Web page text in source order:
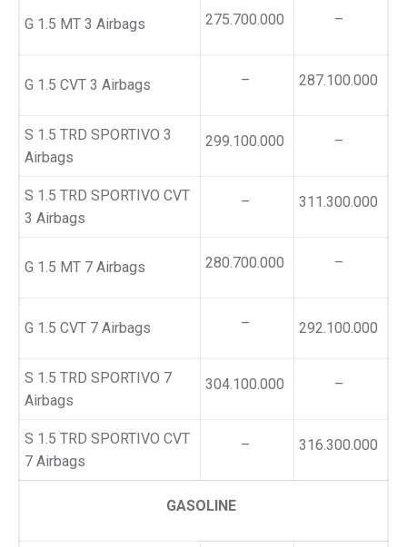
G 1.5 MT 3 Airbags 275.700.000 –
G 1.5 CVT 3 Airbags – 287.100.000
S 1.5 TRD SPORTIVO 3
Airbags
299.100.000 –
S 1.5 TRD SPORTIVO CVT
3 Airbags
– 311.300.000
G 1.5 MT 7 Airbags 280.700.000 –
G 1.5 CVT 7 Airbags – 292.100.000
S 1.5 TRD SPORTIVO 7
Airbags
304.100.000 –
S 1.5 TRD SPORTIVO CVT
7 Airbags
– 316.300.000
GASOLINE